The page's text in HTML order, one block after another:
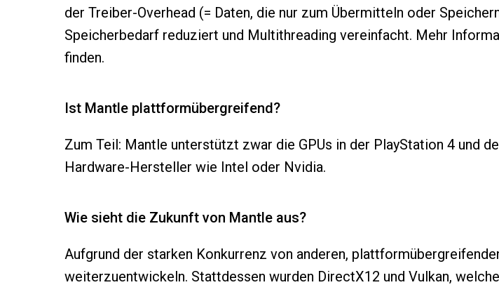
der Treiber-Overhead (= Daten, die nur zum Übermitteln oder
Speicherbedarf reduziert und Multithreading vereinfacht. Mehr
finden.
Ist Mantle plattformübergreifend?
Zum Teil: Mantle unterstützt zwar die GPUs in der PlayStation 4 und
Hardware-Hersteller wie Intel oder Nvidia.
Wie sieht die Zukunft von Mantle aus?
Aufgrund der starken Konkurrenz von anderen,
weiterzuentwickeln. Stattdessen wurden DirectX12 und Vulkan,